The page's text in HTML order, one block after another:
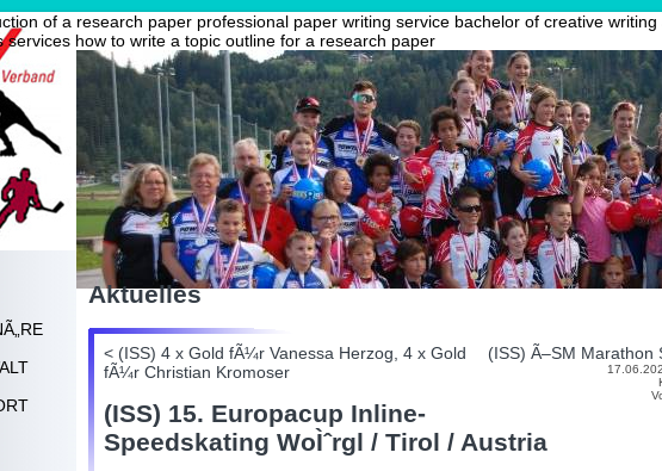
of a research paper professional paper writing service bachelor of creative writing
services how to write a topic outline for a research paper
Aktuelles
(ISS) Ã–SM Marathon
< (ISS) 4 x Gold fÃ¼r Vanessa Herzog, 4 x Gold
fÃ¼r Christian Kromoser
(ISS) 15. Europacup Inline-
Speedskating WoÌˆrgl / Tirol / Austria